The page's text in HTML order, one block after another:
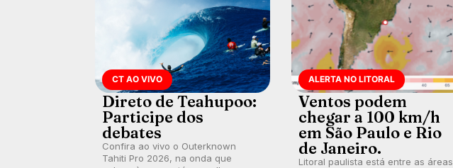
CT AO VIVO
Direto de Teahupoo:
Participe dos
debates
Confira ao vivo o Outerknown
Tahiti Pro 2026, na onda que
ALERTA NO LITORAL
Ventos podem
chegar a 100 km/h
em São Paulo e Rio
de Janeiro.
Litoral paulista está entre as áreas